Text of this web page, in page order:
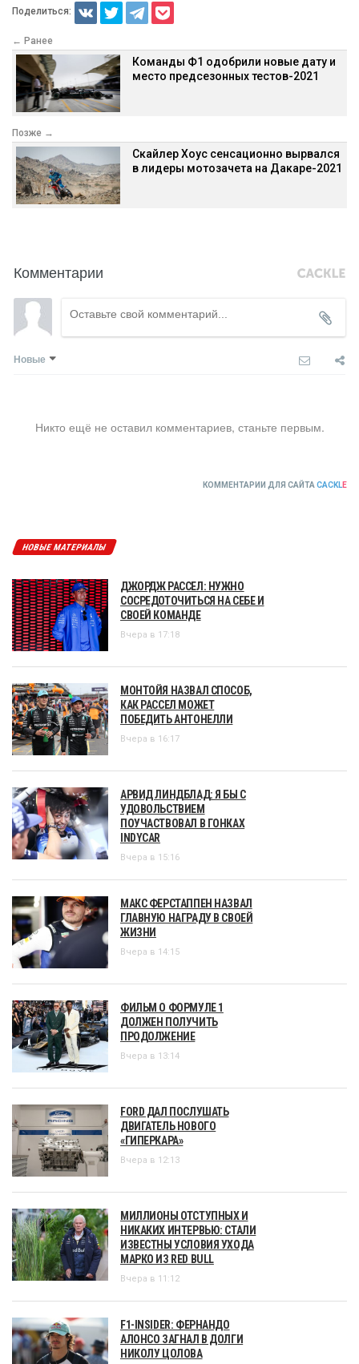
Поделиться:
← Ранее
Команды Ф1 одобрили новые дату и
место предсезонных тестов-2021
Позже →
Скайлер Хоус сенсационно вырвался
в лидеры мотозачета на Дакаре-2021
Комментарии
Новые
Никто ещё не оставил комментариев, станьте первым.
КОММЕНТАРИИ ДЛЯ САЙТА CACKLE
НОВЫЕ МАТЕРИАЛЫ
ДЖОРДЖ РАССЕЛ: НУЖНО
СОСРЕДОТОЧИТЬСЯ НА СЕБЕ И
СВОЕЙ КОМАНДЕ
Вчера в 17:18
МОНТОЙЯ НАЗВАЛ СПОСОБ,
КАК РАССЕЛ МОЖЕТ
ПОБЕДИТЬ АНТОНЕЛЛИ
Вчера в 16:17
АРВИД ЛИНДБЛАД: Я БЫ С
УДОВОЛЬСТВИЕМ
ПОУЧАСТВОВАЛ В ГОНКАХ
INDYCAR
Вчера в 15:16
МАКС ФЕРСТАППЕН НАЗВАЛ
ГЛАВНУЮ НАГРАДУ В СВОЕЙ
ЖИЗНИ
Вчера в 14:15
ФИЛЬМ О ФОРМУЛЕ 1
ДОЛЖЕН ПОЛУЧИТЬ
ПРОДОЛЖЕНИЕ
Вчера в 13:14
FORD ДАЛ ПОСЛУШАТЬ
ДВИГАТЕЛЬ НОВОГО
«ГИПЕРКАРА»
Вчера в 12:13
МИЛЛИОНЫ ОТСТУПНЫХ И
НИКАКИХ ИНТЕРВЬЮ: СТАЛИ
ИЗВЕСТНЫ УСЛОВИЯ УХОДА
МАРКО ИЗ RED BULL
Вчера в 11:12
F1-INSIDER: ФЕРНАНДО
АЛОНСО ЗАГНАЛ В ДОЛГИ
НИКОЛУ ЦОЛОВА